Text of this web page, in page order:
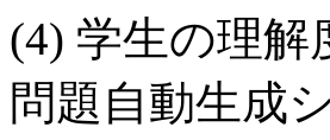
(4) 学生の理
問題自動生成